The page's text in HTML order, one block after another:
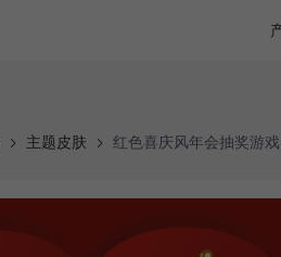
主题皮肤 红色喜庆风年会抽奖游